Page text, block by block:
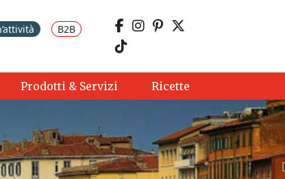
B2B
Prodotti & Servizi Ricette